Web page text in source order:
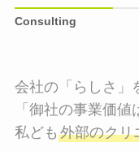
Consulting
会社の「らしさ」
「御社の事業価
私ども 外部のクリ